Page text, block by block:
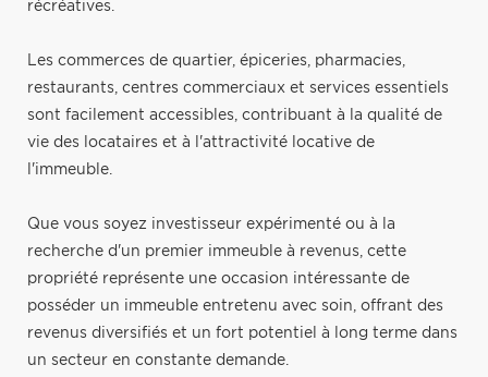
récréatives.
Les commerces de quartier, épiceries, pharmacies,
restaurants, centres commerciaux et services essentiels
sont facilement accessibles, contribuant à la qualité de
vie des locataires et à l'attractivité locative de
l'immeuble.
Que vous soyez investisseur expérimenté ou à la
recherche d'un premier immeuble à revenus, cette
propriété représente une occasion intéressante de
posséder un immeuble entretenu avec soin, offrant des
revenus diversifiés et un fort potentiel à long terme dans
un secteur en constante demande.